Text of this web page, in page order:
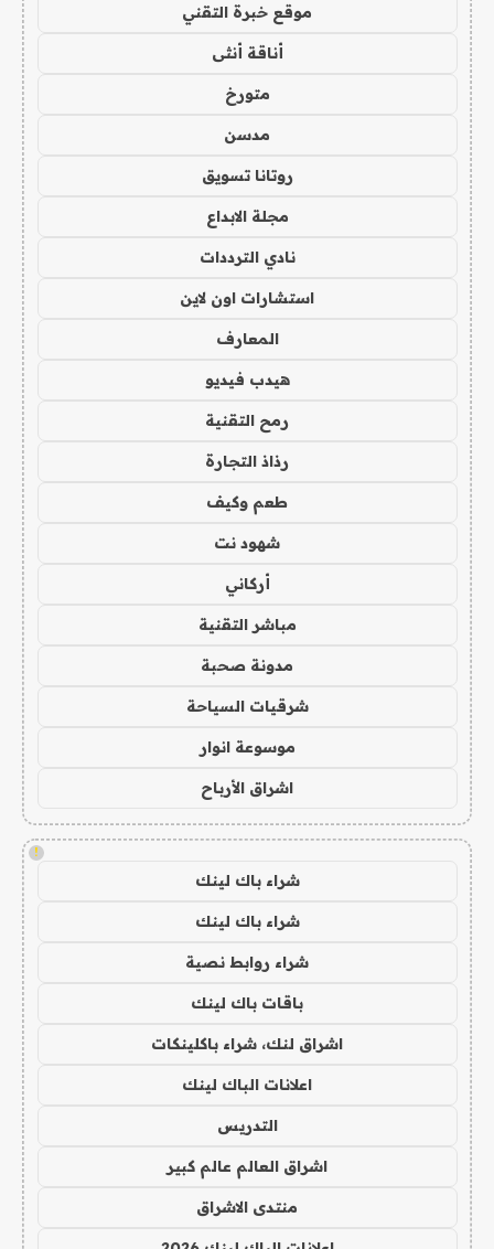
موقع خبرة التقني
أناقة أنثى
متورخ
مدسن
روتانا تسويق
مجلة الابداع
نادي الترددات
استشارات اون لاين
المعارف
هيدب فيديو
رمح التقنية
رذاذ التجارة
طعم وكيف
شهود نت
أركاني
مباشر التقنية
مدونة صحبة
شرقيات السياحة
موسوعة انوار
اشراق الأرباح
!
شراء باك لينك
شراء باك لينك
شراء روابط نصية
باقات باك لينك
اشراق لنك، شراء باكلينكات
اعلانات الباك لينك
التدريس
اشراق العالم عالم كبير
منتدى الاشراق